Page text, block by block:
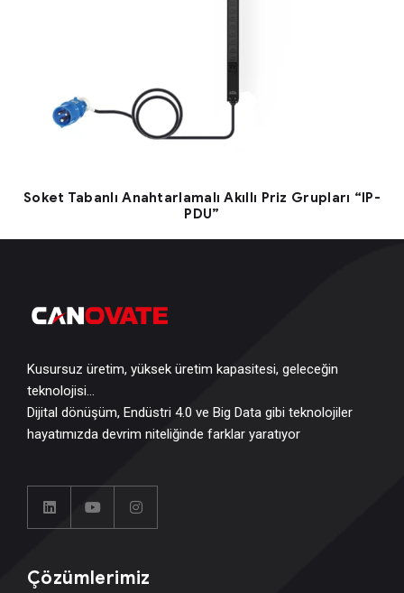
Soket Tabanlı Anahtarlamalı Akıllı Priz Grupları “IP-
PDU”
Kusursuz üretim, yüksek üretim kapasitesi, geleceğin
teknolojisi…
Dijital dönüşüm, Endüstri 4.0 ve Big Data gibi teknolojiler
hayatımızda devrim niteliğinde farklar yaratıyor
Çözümlerimiz